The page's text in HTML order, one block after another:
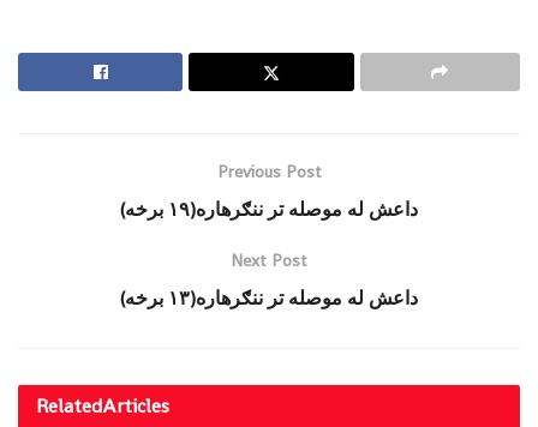
Previous Post
داعش له موصله تر ننګرهاره(۱۹ برخه)
Next Post
داعش له موصله تر ننګرهاره(۱۳ برخه)
RelatedArticles